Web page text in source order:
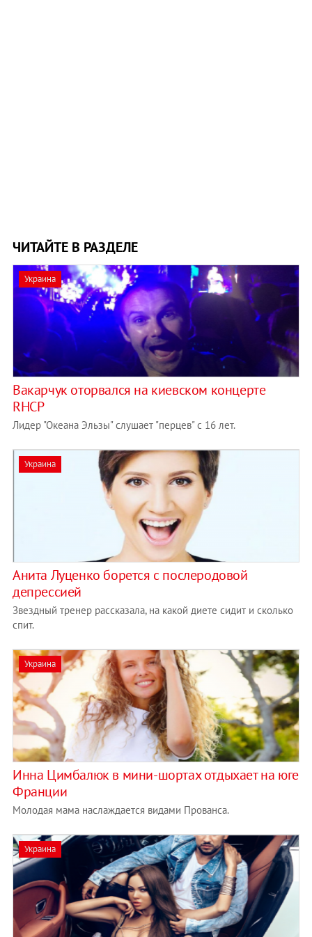
ЧИТАЙТЕ В РАЗДЕЛЕ
Украина
Вакарчук оторвался на киевском концерте
RHCP
Лидер "Океана Эльзы" слушает "перцев" с 16 лет.
Украина
Анита Луценко борется с послеродовой
депрессией
Звездный тренер рассказала, на какой диете сидит и сколько
спит.
Украина
Инна Цимбалюк в мини-шортах отдыхает на юге
Франции
Молодая мама наслаждается видами Прованса.
Украина